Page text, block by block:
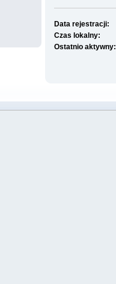
Data rejestracji:
Czas lokalny:
Ostatnio aktywny: